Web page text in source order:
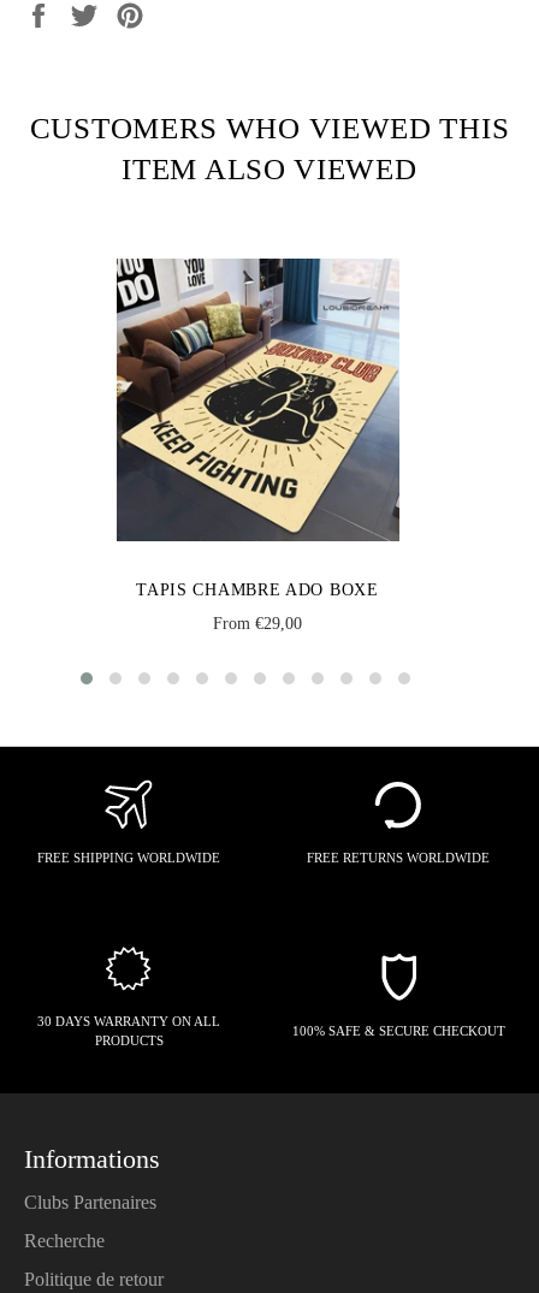
Share
Tweet
CUSTOMERS WHO VIEWED THIS
ITEM ALSO VIEWED
TAPIS CHAMBRE ADO BOXE
From €29,00
FREE SHIPPING WORLDWIDE FREE RETURNS WORLDWIDE
30 DAYS WARRANTY ON ALL
PRODUCTS
100% SAFE & SECURE CHECKOUT
Informations
Clubs Partenaires
Recherche
Politique de retour